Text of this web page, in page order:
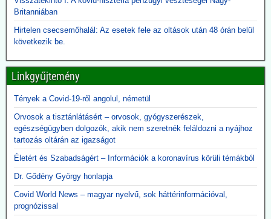
aztán ahhoz vezetett, hogy az emberek önként sorba álltak, hogy
fölvehessék a génterápiás oltást.
2026.05.12. JonFletwood.com: A Moderna
influenzaoltása hatszor több súlyos mellékhatást
okoz
A New England Journal of Medicine által nemrég közzétett, 3. szintű
tanulmány megerősítette, hogy a Moderna kísérleti mRNS-alapú
szezonális influenzaoltóanyaga, az mRNA-1010, a szokásos
influenzaoltásokhoz képest körülbelül hatszor gyakrabban okozott
súlyos, rövid távú mellékhatásokat, miközben a tünetekkel járó,
PCR-rel igazolt influenzaszerű megbetegedések számának abszolút
csökkenése kevesebb mint egy százalékpont volt.
Közzétevő: A szlogen az ellenkezőjére fordult.
"Hatástalan és ártalmas."
Britanniában
Hirtelen csecsemőhalál: Az esetek fele az oltások után 48 órán belül
következik be.
Linkgyűjtemény
Tények a Covid-19-ről angolul, németül
Orvosok a tisztánlátásért – orvosok, gyógyszerészek,
egészségügyben dolgozók, akik nem szeretnék feláldozni a nyájhoz
tartozás oltárán az igazságot
Életért és Szabadságért – Információk a koronavírus körüli témákból
Dr. Gődény György honlapja
Covid World News – magyar nyelvű, sok háttérinformációval,
prognózissal